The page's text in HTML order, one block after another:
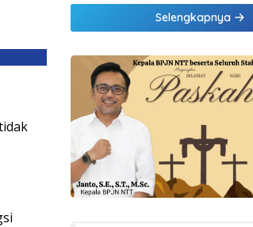
Selengkapnya